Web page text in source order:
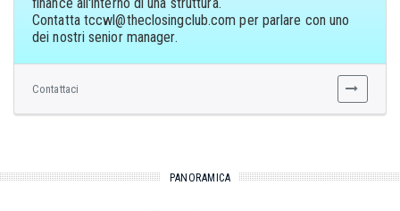
Contatta
per parlare con uno
dei nostri senior manager.
Contattaci
PANORAMICA